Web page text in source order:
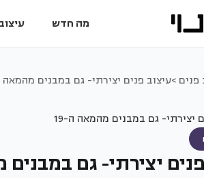
מה חדש
פנים >עיצוב פנים יצירתי- גם במבנים מהמאה
יצירתי- גם במבנים